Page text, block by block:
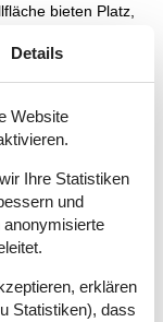
bieten Platz,
Lattenrosten
angenehm
wurde.
oder einfach
Details
Website
Ihre Statistiken
und
erklären
Statistiken), dass